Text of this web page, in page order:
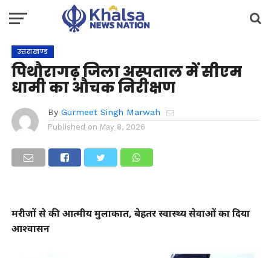
उत्तराखण्ड
पिथौरागढ़ जिला अस्पताल में सीएम
धामी का औचक निरीक्षण
By Gurmeet Singh Marwah
Published on May 8, 2026
मरीजों से की आत्मीय मुलाकात, बेहतर स्वास्थ्य सेवाओं का दिया
आश्वासन